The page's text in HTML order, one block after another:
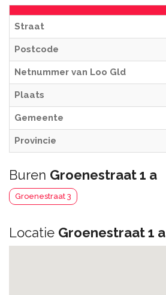
Straat
Postcode
Netnummer van Loo Gld
Plaats
Gemeente
Provincie
Buren Groenestraat 1 a
Groenestraat 3
Locatie Groenestraat 1 a